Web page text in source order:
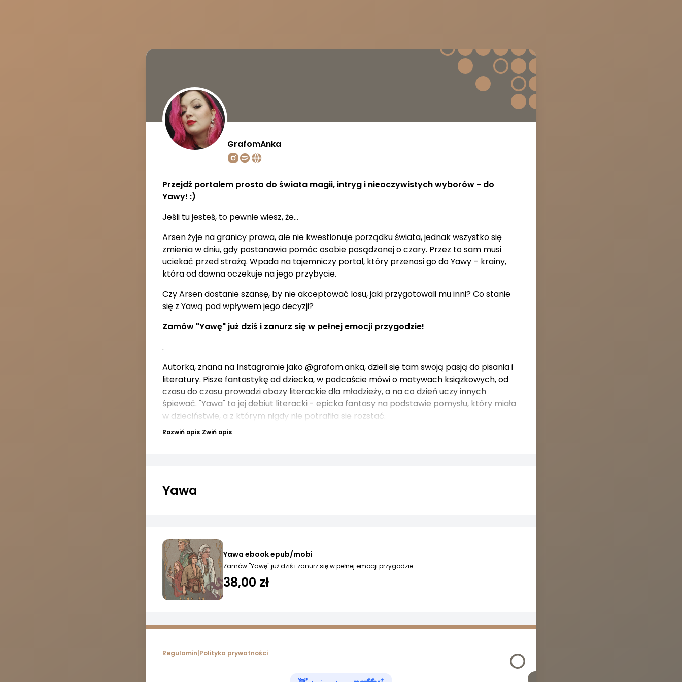
GrafomAnka
Przejdź portalem prosto do świata magii, intryg i nieoczywistych wyborów - do
Yawy! :)
Jeśli tu jesteś, to pewnie wiesz, że...
Arsen żyje na granicy prawa, ale nie kwestionuje porządku świata, jednak wszystko się
zmienia w dniu, gdy postanawia pomóc osobie posądzonej o czary. Przez to sam musi
uciekać przed strażą. Wpada na tajemniczy portal, który przenosi go do Yawy – krainy,
która od dawna oczekuje na jego przybycie.
Czy Arsen dostanie szansę, by nie akceptować losu, jaki przygotowali mu inni? Co stanie
się z Yawą pod wpływem jego decyzji?
Zamów "Yawę" już dziś i zanurz się w pełnej emocji przygodzie!
.
Autorka, znana na Instagramie jako @grafom.anka, dzieli się tam swoją pasją do pisania i
literatury. Pisze fantastykę od dziecka, w podcaście mówi o motywach książkowych, od
czasu do czasu prowadzi obozy literackie dla młodzieży, a na co dzień uczy innych
śpiewać. "Yawa" to jej debiut literacki - epicka fantasy na podstawie pomysłu, który miała
w dzieciństwie, a z którym nigdy nie potrafiła się rozstać.
Rozwiń opis Zwiń opis
Yawa
Yawa ebook epub/mobi
Zamów "Yawę" już dziś i zanurz się w pełnej emocji przygodzie
38,00 zł
Regulamin Polityka prywatności